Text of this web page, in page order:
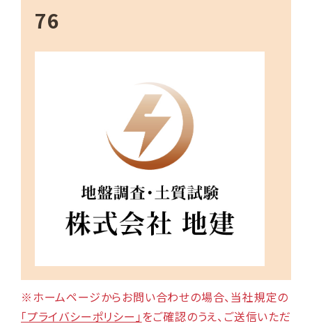
76
※ホームページからお問い合わせの場合、当社規定の
「プライバシーポリシー」をご確認のうえ、ご送信いただ